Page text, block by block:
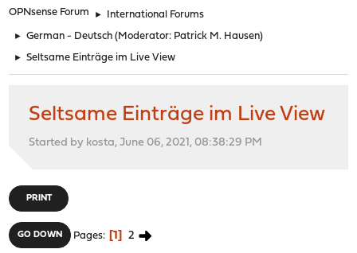
OPNsense Forum ► International Forums
► German - Deutsch (Moderator: Patrick M. Hausen)
► Seltsame Einträge im Live View
Seltsame Einträge im Live View
Started by kosta, June 06, 2021, 08:38:29 PM
PRINT
GO DOWN Pages 1 2